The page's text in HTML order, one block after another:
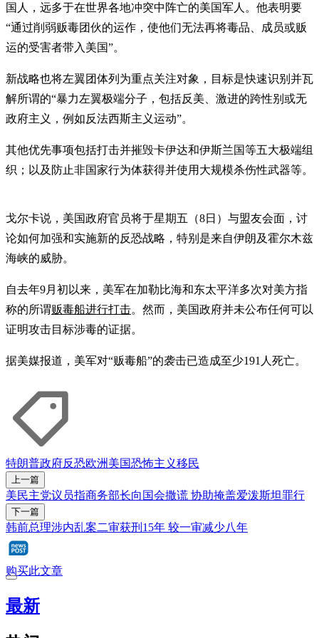
国人，远多于在世界各地冲突中阵亡的美国军人。他表明要
“通过削弱贩毒团伙的运作，使他们无法再将毒品、成员或贩
运的受害者带入美国”。
新战略也将左翼团体列为重点关注对象，目标是快速识别并瓦
解所谓的“暴力左翼极端分子，包括反美、激进的跨性别或无
政府主义，例如反法西斯主义运动”。
其他优先事项包括打击并摧毁卡伊达和伊斯兰国等五大极端组
织；以及防止非国家行为体获得并使用大规模杀伤性武器等。
戈尔卡说，美国政府官员将于星期五（8日）与盟友会面，讨
论如何加强和实施新的反恐战略，特别是来自伊朗及霍尔木兹
海峡的威胁。
自去年9月初以来，美军在加勒比海和东太平洋多次对美方指
称的所谓贩毒船进行打击。然而，美国政府并未公布任何可以
证明攻击目标涉毒的证据。
据美媒报道，美军对“贩毒船”的袭击已造成至少191人死亡。
特朗普政府反恐欧洲 美国恐怖主义移民
上一篇
美民主党议员指商务部长向国会撒谎 协助掩盖爱泼斯坦罪行
下一篇
韩前总理涉内乱案二审获刑15年 较一审减少八年
购买此文章
最新